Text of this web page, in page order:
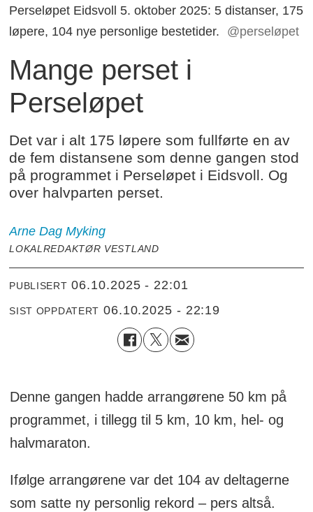
Perseløpet Eidsvoll 5. oktober 2025: 5 distanser, 175
løpere, 104 nye personlige bestetider.
@perseløpet
Mange perset i
Perseløpet
Det var i alt 175 løpere som fullførte en av
de fem distansene som denne gangen stod
på programmet i Perseløpet i Eidsvoll. Og
over halvparten perset.
Arne Dag Myking
LOKALREDAKTØR VESTLAND
PUBLISERT 06.10.2025 - 22:01
SIST OPPDATERT 06.10.2025 - 22:19
Denne gangen hadde arrangørene 50 km på
programmet, i tillegg til 5 km, 10 km, hel- og
halvmaraton.
Ifølge arrangørene var det 104 av deltagerne
som satte ny personlig rekord – pers altså.